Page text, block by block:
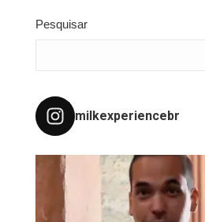
Pesquisar
milkexperiencebr